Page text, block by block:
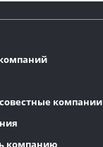
компании